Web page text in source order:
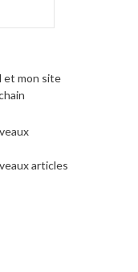
et mon site
articles